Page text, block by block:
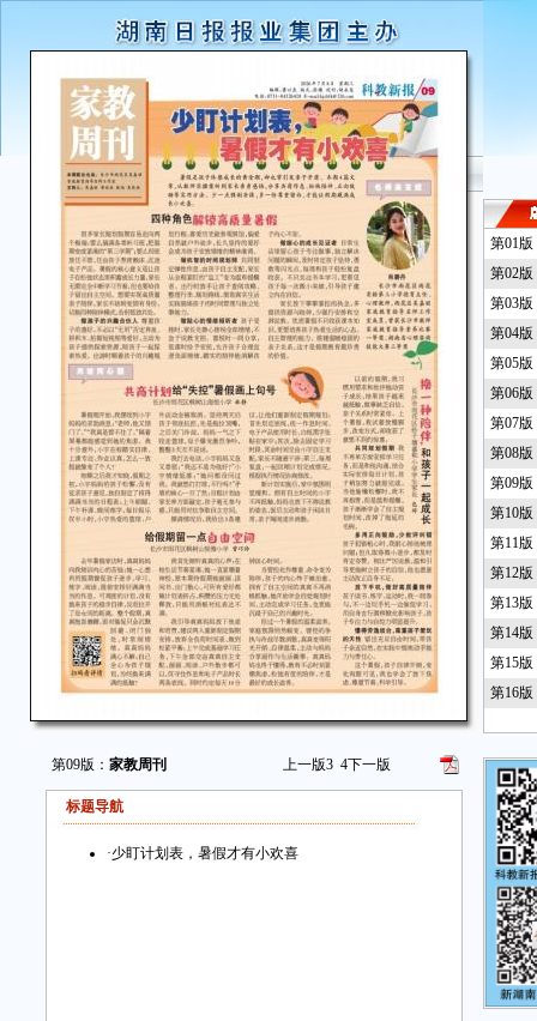
第09版： 家教周刊 上一版3 4下一版
标题导航
·少盯计划表，暑假才有小欢喜
第01
第02
第03
第04
第05
第06
第07
第08
第09
第10
第11
第12
第13
第14
第15
第16